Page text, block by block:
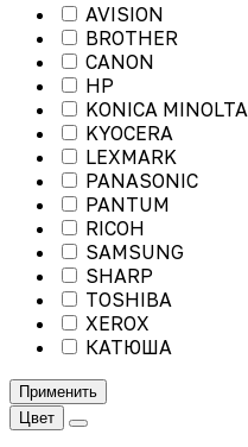
AVISION
BROTHER
CANON
HP
KONICA MINOLTA
KYOCERA
LEXMARK
PANASONIC
PANTUM
RICOH
SAMSUNG
SHARP
TOSHIBA
XEROX
КАТЮША
Применить
Цвет